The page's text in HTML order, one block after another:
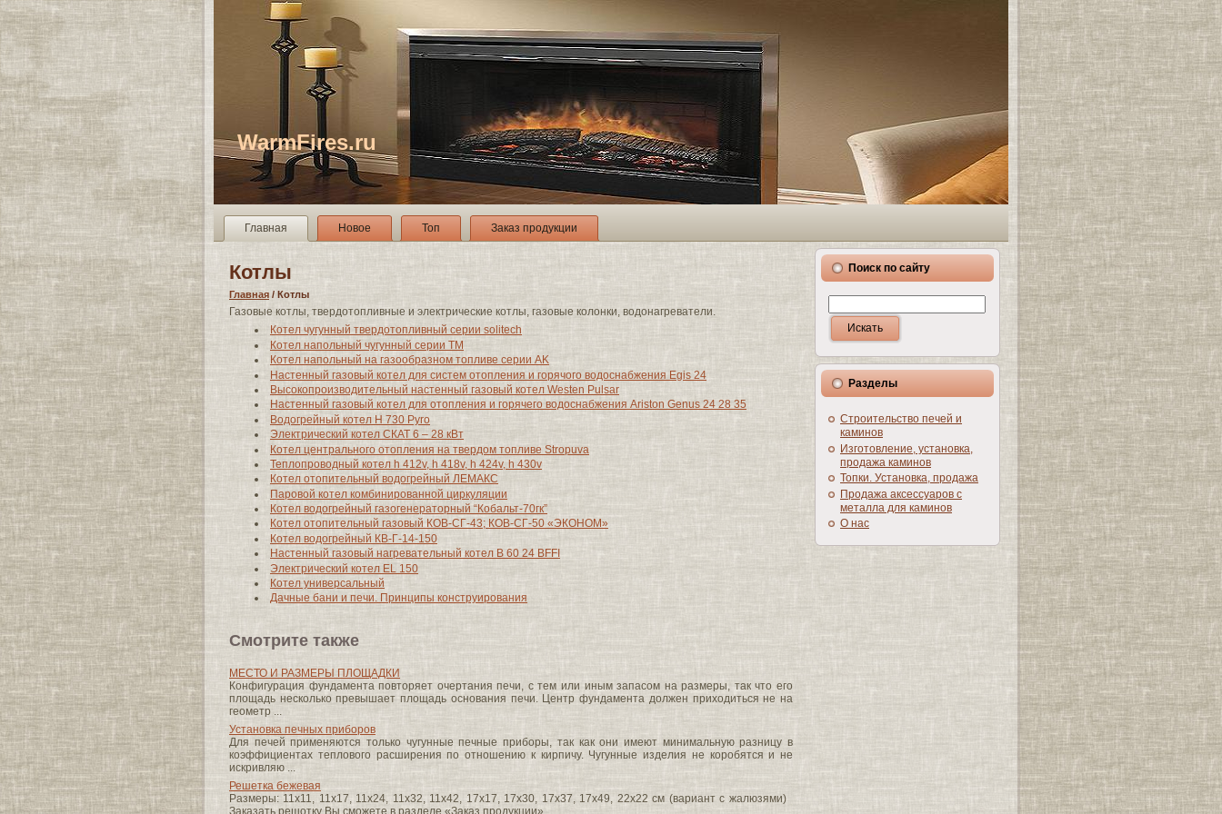
WarmFires.ru
Главная Новое Топ Заказ продукции
Котлы
Главная / Котлы
Газовые котлы, твердотопливные и электрические котлы, газовые колонки, водонагреватели.
Котел чугунный твердотопливный серии solitech
Котел напольный чугунный серии ТМ
Котел напольный на газообразном топливе серии AK
Настенный газовый котел для систем отопления и горячого водоснабжения Egis 24
Высокопроизводительный настенный газовый котел Westen Pulsar
Настенный газовый котел для отопления и горячего водоснабжения Ariston Genus 24 28 35
Водогрейный котел H 730 Pyro
Электрический котел СКАТ 6 – 28 кВт
Котел центрального отопления на твердом топливе Stropuva
Теплопроводный котел h 412v, h 418v, h 424v, h 430v
Котел отопительный водогрейный ЛЕМАКС
Паровой котел комбинированной циркуляции
Котел водогрейный газогенераторный “Кобальт-70гк”
Котел отопительный газовый КОВ-СГ-43; КОВ-СГ-50 «ЭКОНОМ»
Котел водогрейный КВ-Г-14-150
Настенный газовый нагревательный котел B 60 24 BFFI
Электрический котел EL 150
Котел универсальный
Дачные бани и печи. Принципы конструирования
Смотрите также
МЕСТО И РАЗМЕРЫ ПЛОЩАДКИ
Конфигурация фундамента повторяет очертания печи, с тем или иным запасом на размеры, так что его
площадь несколько превышает площадь основания печи. Центр фундамента должен приходиться не на
геометр ...
Установка печных приборов
Для печей применяются только чугунные печные приборы, так как они имеют минимальную разницу в
коэффициентах теплового расширения по отношению к кирпичу. Чугунные изделия не коробятся и не
искривляю ...
Решетка бежевая
Размеры: 11x11, 11x17, 11x24, 11x32, 11x42, 17x17, 17x30, 17x37, 17x49, 22x22 см (вариант с жалюзями)
Поиск по сайту
Разделы
Строительство печей и
каминов
Изготовление, установка,
продажа каминов
Топки. Установка, продажа
Продажа аксессуаров с
металла для каминов
О нас